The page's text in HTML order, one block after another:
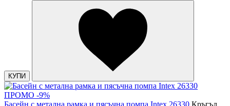
КУПИ
ПРОМО -9%
Басейн с метална рамка и пясъчна помпа Intex 26330 Кръгъл